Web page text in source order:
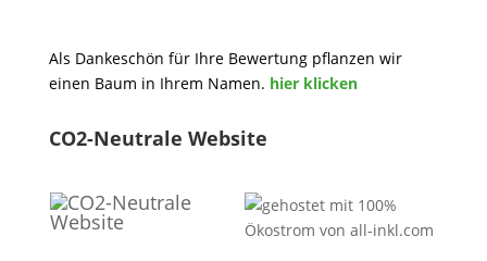
Als Dankeschön für Ihre Bewertung pflanzen wir
einen Baum in Ihrem Namen. hier klicken
CO2-Neutrale Website